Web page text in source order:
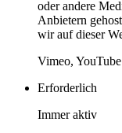
oder andere
Anbietern
wir auf dieser
Vimeo, YouTube
Erforderlich
Immer aktiv